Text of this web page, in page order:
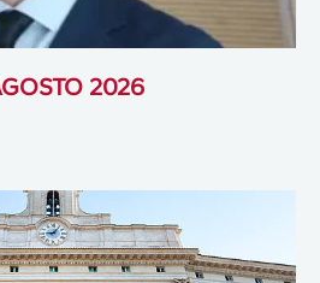
2026